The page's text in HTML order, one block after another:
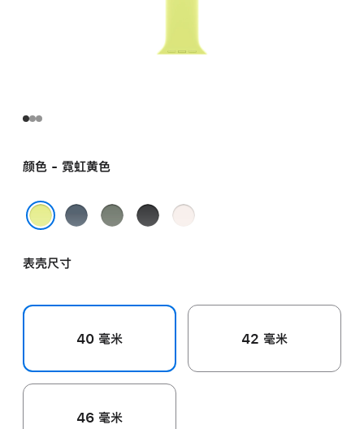
颜色 - 霓虹黄色
铁
蓝
灰
黑
淡
表壳尺寸
40 毫米 42 毫米
46 毫米